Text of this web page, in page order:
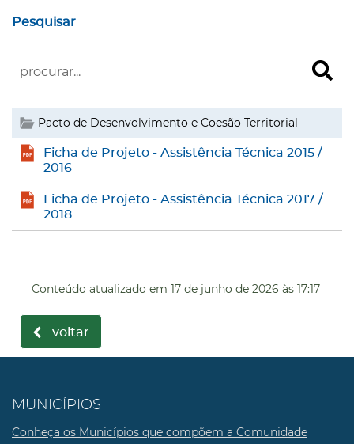
Pesquisar
Pacto de Desenvolvimento e Coesão Territorial
Ficha de Projeto - Assistência Técnica 2015 /
2016
Ficha de Projeto - Assistência Técnica 2017 /
2018
Conteúdo atualizado em 17 de junho de 2026 às 17:17
voltar
MUNICÍPIOS
Conheça os Municípios que compõem a Comunidade